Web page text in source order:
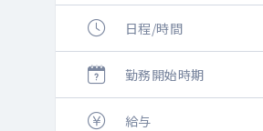
日程/時間
勤務開始時期
給与